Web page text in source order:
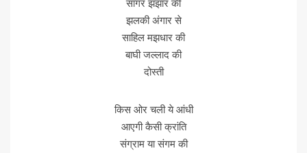
सागर झंझार की
झलकी अंगार से
साहिल मझधार की
बाघी जल्लाद की
दोस्ती
किस ओर चली ये आंधी
आएगी कैसी क्रांति
संग्राम या संगम की